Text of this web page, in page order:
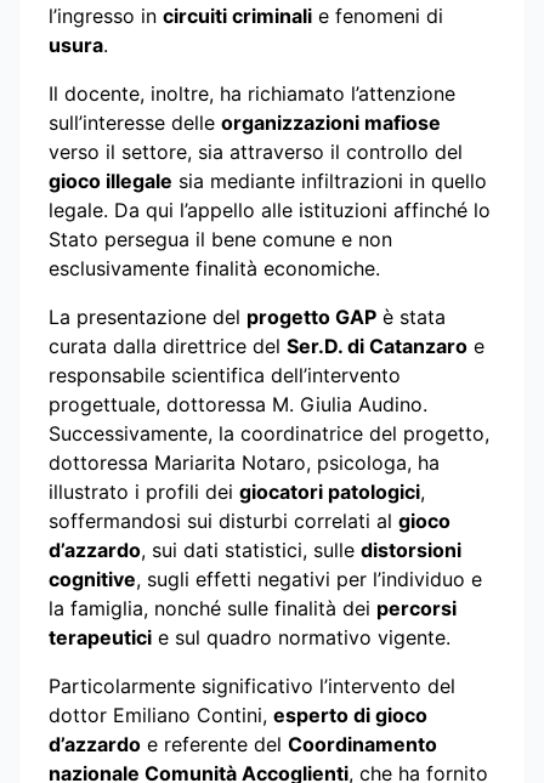
l’ingresso in circuiti criminali e fenomeni di
usura.
Il docente, inoltre, ha richiamato l’attenzione
sull’interesse delle organizzazioni mafiose
verso il settore, sia attraverso il controllo del
gioco illegale sia mediante infiltrazioni in quello
legale. Da qui l’appello alle istituzioni affinché lo
Stato persegua il bene comune e non
esclusivamente finalità economiche.
La presentazione del progetto GAP è stata
curata dalla direttrice del Ser.D. di Catanzaro e
responsabile scientifica dell’intervento
progettuale, dottoressa M. Giulia Audino.
Successivamente, la coordinatrice del progetto,
dottoressa Mariarita Notaro, psicologa, ha
illustrato i profili dei giocatori patologici,
soffermandosi sui disturbi correlati al gioco
d’azzardo, sui dati statistici, sulle distorsioni
cognitive, sugli effetti negativi per l’individuo e
la famiglia, nonché sulle finalità dei percorsi
terapeutici e sul quadro normativo vigente.
Particolarmente significativo l’intervento del
dottor Emiliano Contini, esperto di gioco
d’azzardo e referente del Coordinamento
nazionale Comunità Accoglienti, che ha fornito